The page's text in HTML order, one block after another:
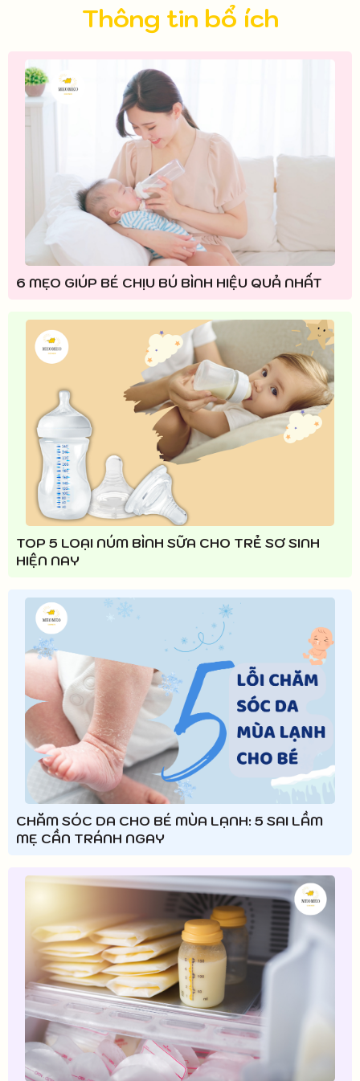
Thông tin bổ ích
6 MẸO GIÚP BÉ CHỊU BÚ BÌNH HIỆU QUẢ NHẤT
TOP 5 LOẠI NÚM BÌNH SỮA CHO TRẺ SƠ SINH
HIỆN NAY
CHĂM SÓC DA CHO BÉ MÙA LẠNH: 5 SAI LẦM
MẸ CẦN TRÁNH NGAY